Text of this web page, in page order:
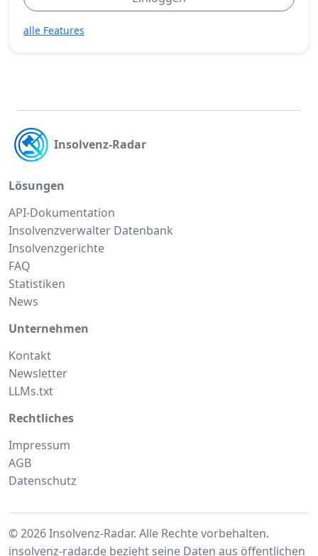
alle Features
Insolvenz-Radar
Lösungen
API-Dokumentation
Insolvenzverwalter Datenbank
Insolvenzgerichte
FAQ
Statistiken
News
Unternehmen
Kontakt
Newsletter
LLMs.txt
Rechtliches
Impressum
AGB
Datenschutz
© 2026 Insolvenz-Radar. Alle Rechte vorbehalten.
insolvenz-radar.de bezieht seine Daten aus öffentlichen